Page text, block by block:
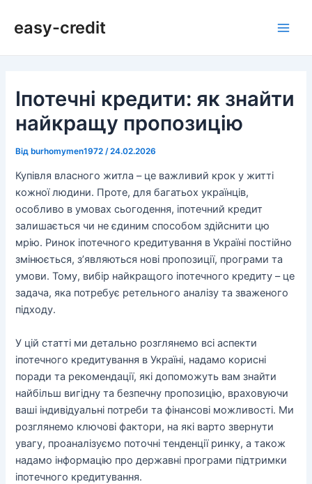
easy-credit
Іпотечні кредити: як знайти
найкращу пропозицію
Відburhomymen1972 /24.02.2026
Купівля власного житла – це важливий крок у житті
кожної людини. Проте, для багатьох українців,
особливо в умовах сьогодення, іпотечний кредит
залишається чи не єдиним способом здійснити цю
мрію. Ринок іпотечного кредитування в Україні постійно
змінюється, з’являються нові пропозиції, програми та
умови. Тому, вибір найкращого іпотечного кредиту – це
задача, яка потребує ретельного аналізу та зваженого
підходу.
У цій статті ми детально розглянемо всі аспекти
іпотечного кредитування в Україні, надамо корисні
поради та рекомендації, які допоможуть вам знайти
найбільш вигідну та безпечну пропозицію, враховуючи
ваші індивідуальні потреби та фінансові можливості. Ми
розглянемо ключові фактори, на які варто звернути
увагу, проаналізуємо поточні тенденції ринку, а також
надамо інформацію про державні програми підтримки
іпотечного кредитування.
по